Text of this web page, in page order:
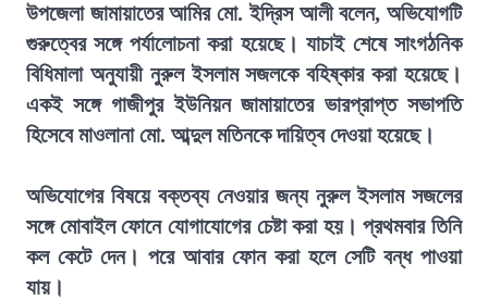
উপজেলা জামায়াতের আমির মো. ইদ্রিস আলী বলেন, অভিযোগটি
গুরুত্বের সঙ্গে পর্যালোচনা করা হয়েছে। যাচাই শেষে সাংগঠনিক
বিধিমালা অনুযায়ী নুরুল ইসলাম সজলকে বহিষ্কার করা হয়েছে।
একই সঙ্গে গাজীপুর ইউনিয়ন জামায়াতের ভারপ্রাপ্ত সভাপতি
হিসেবে মাওলানা মো. আব্দুল মতিনকে দায়িত্ব দেওয়া হয়েছে।
অভিযোগের বিষয়ে বক্তব্য নেওয়ার জন্য নুরুল ইসলাম সজলের
সঙ্গে মোবাইল ফোনে যোগাযোগের চেষ্টা করা হয়। প্রথমবার তিনি
কল কেটে দেন। পরে আবার ফোন করা হলে সেটি বন্ধ পাওয়া
যায়।